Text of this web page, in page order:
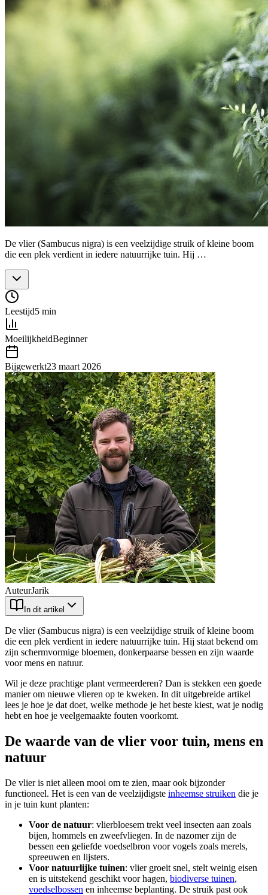
De vlier (Sambucus nigra) is een veelzijdige struik of kleine boom
die een plek verdient in iedere natuurrijke tuin. Hij …
Leestijd5 min
MoeilijkheidBeginner
Bijgewerkt23 maart 2026
AuteurJarik
In dit artikel
De vlier (Sambucus nigra) is een veelzijdige struik of kleine boom
die een plek verdient in iedere natuurrijke tuin. Hij staat bekend om
zijn schermvormige bloemen, donkerpaarse bessen en zijn waarde
voor mens en natuur.
Wil je deze prachtige plant vermeerderen? Dan is stekken een goede
manier om nieuwe vlieren op te kweken. In dit uitgebreide artikel
lees je hoe je dat doet, welke methode je het beste kiest, wat je nodig
hebt en hoe je veelgemaakte fouten voorkomt.
De waarde van de vlier voor tuin, mens en
natuur
De vlier is niet alleen mooi om te zien, maar ook bijzonder
functioneel. Het is een van de veelzijdigste inheemse struiken die je
in je tuin kunt planten:
Voor de natuur: vlierbloesem trekt veel insecten aan zoals
bijen, hommels en zweefvliegen. In de nazomer zijn de
bessen een geliefde voedselbron voor vogels zoals merels,
spreeuwen en lijsters.
Voor natuurlijke tuinen: vlier groeit snel, stelt weinig eisen
en is uitstekend geschikt voor hagen, biodiverse tuinen,
voedselbossen en inheemse beplanting. De struik past ook